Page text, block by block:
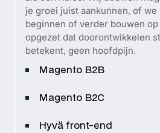
je groei juist aankunnen, of we
beginnen of verder bouwen op
opgezet dat doorontwikkelen
betekent, geen hoofdpijn.
Magento B2B
Magento B2C
Hyvä front-end